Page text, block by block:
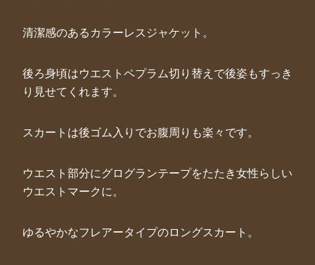
清潔感のあるカラーレスジャケット。
後ろ身頃はウエストペプラム切り替えで後姿もすっき
り見せてくれます。
スカートは後ゴム入りでお腹周りも楽々です。
ウエスト部分にグログランテープをたたき女性らしい
ウエストマークに。
ゆるやかなフレアータイプのロングスカート。